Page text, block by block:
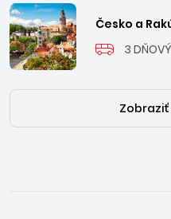
Česko a
3